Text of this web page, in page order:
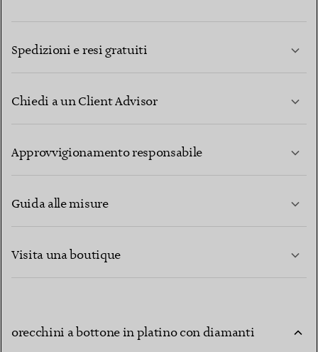
Spedizioni e resi gratuiti
Chiedi a un Client Advisor
Approvvigionamento responsabile
Guida alle misure
Visita una boutique
TROVA LA BOUTIQUE PIÙ VICINA A TE
orecchini a bottone in platino con diamanti